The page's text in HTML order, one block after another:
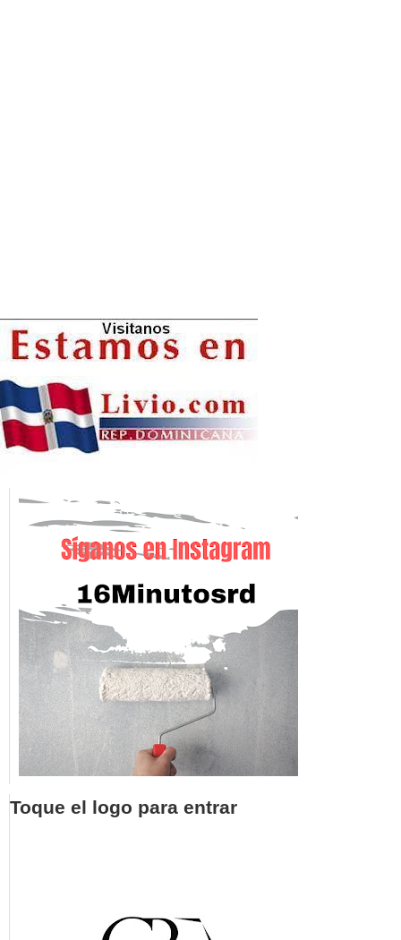
Toque el logo para entrar